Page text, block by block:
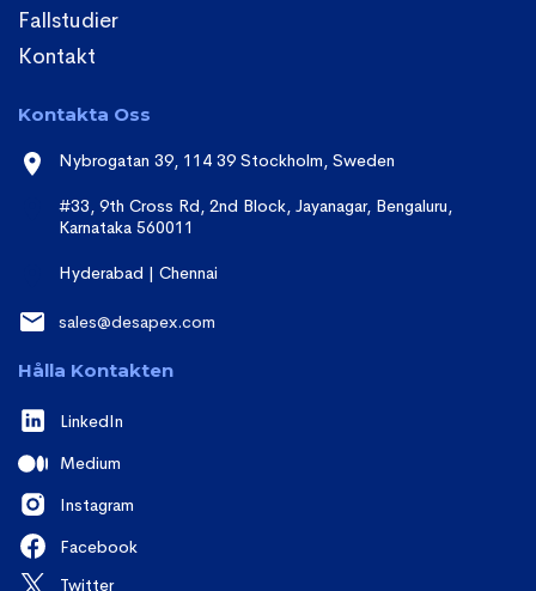
Fallstudier
Kontakt
Kontakta Oss
Nybrogatan 39, 114 39 Stockholm, Sweden
#33, 9th Cross Rd, 2nd Block, Jayanagar, Bengaluru,
Karnataka 560011
Hyderabad | Chennai
sales@desapex.com
Hålla Kontakten
LinkedIn
Medium
Instagram
Facebook
Twitter